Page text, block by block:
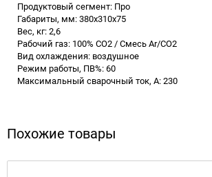
Продуктовый сегмент: Про
Габариты, мм: 380x310x75
Вес, кг: 2,6
Рабочий газ: 100% CO2 / Смесь Ar/CO2
Вид охлаждения: воздушное
Режим работы, ПВ%: 60
Максимальный сварочный ток, А: 230
Похожие товары